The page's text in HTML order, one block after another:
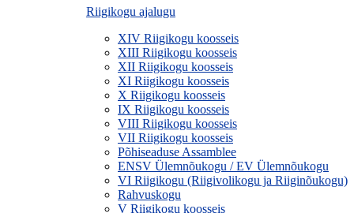
Riigikogu ajalugu
XIV Riigikogu koosseis
XIII Riigikogu koosseis
XII Riigikogu koosseis
XI Riigikogu koosseis
X Riigikogu koosseis
IX Riigikogu koosseis
VIII Riigikogu koosseis
VII Riigikogu koosseis
Põhiseaduse Assamblee
ENSV Ülemnõukogu / EV Ülemnõukogu
VI Riigikogu (Riigivolikogu ja Riiginõukogu)
Rahvuskogu
V Riigikogu koosseis